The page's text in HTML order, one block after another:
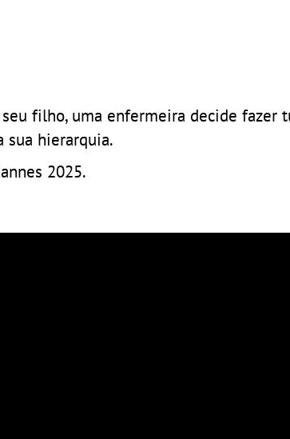
filho, uma enfermeira decide fazer
sua hierarquia.
2025.